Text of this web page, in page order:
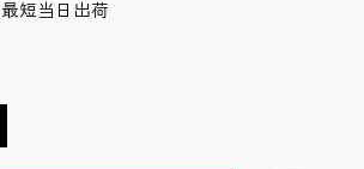
最短当日出荷